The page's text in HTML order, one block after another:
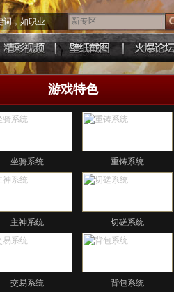
词，如职业
游戏特色
坐骑系统 重铸系统
主神系统 切磋系统
交易系统 背包系统